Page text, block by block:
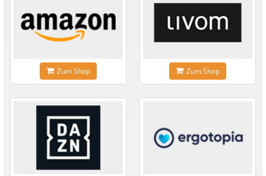
Zum Shop Zum Shop